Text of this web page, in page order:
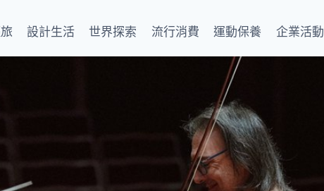
設計生活 世界探索 流行消費 運動保養 企業活動